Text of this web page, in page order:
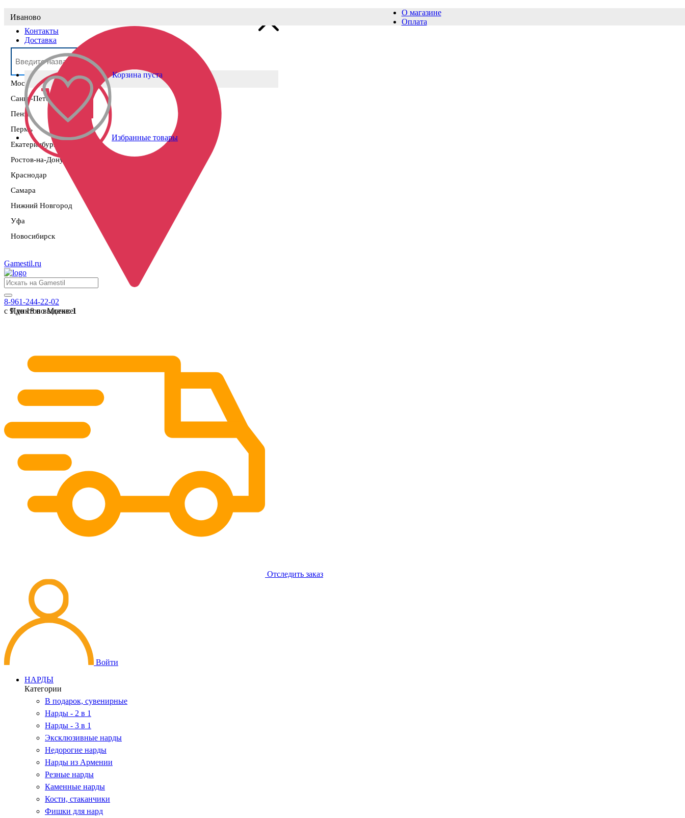
Выберите населённый пункт
Москва
Санкт-Петербург
Пенза
Пермь
Екатеринбург
Ростов-на-Дону
Краснодар
Самара
Нижний Новгород
Уфа
Новосибирск
Иваново
Пунктов выдачи:1
О магазине
Оплата
Контакты
Доставка
Избранные товары
Корзина пуста
Gamestil.ru
8-961-244-22-02
с 9 до 18 по Москве
Отследить заказ
Войти
НАРДЫ
Категории
В подарок, сувенирные
Нарды - 2 в 1
Нарды - 3 в 1
Эксклюзивные нарды
Недорогие нарды
Нарды из Армении
Резные нарды
Каменные нарды
Кости, стаканчики
Фишки для нард